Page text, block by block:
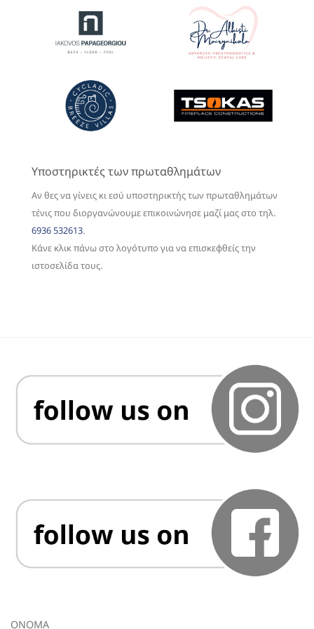
Υποστηρικτές των πρωταθλημάτων
Αν θες να γίνεις κι εσύ υποστηρικτής των πρωταθλημάτων
τένις που διοργανώνουμε επικοινώνησε μαζί μας στο τηλ.
6936 532613.
Κάνε κλικ πάνω στο λογότυπο για να επισκεφθείς την
ιστοσελίδα τους.
ΟΝΟΜΑ